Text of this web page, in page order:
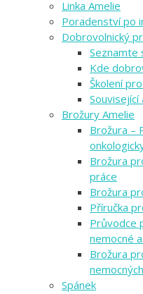
Linka Amelie
Poradenství po
Dobrovolnický
Seznamte
Kde
Školení
Brožury Amelie
Brožura –
Brožura
práce
Brožura
Příručka
Průvodce
nemocné
Brožura
nemocných
Spánek